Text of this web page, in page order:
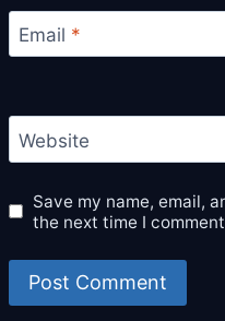
Email *
Website
Save my name, email,
the next time I